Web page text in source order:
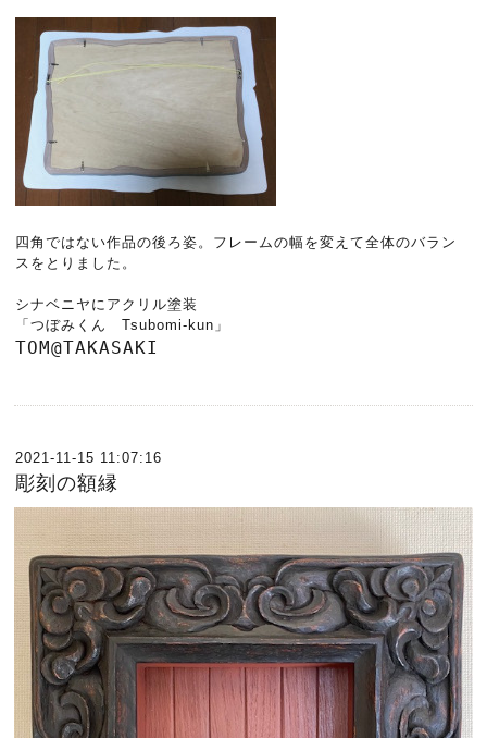
四角ではない作品の後ろ姿。フレームの幅を変えて全体のバラン
スをとりました。
シナベニヤにアクリル塗装
「つぼみくん Tsubomi-kun」
TOM@TAKASAKI
2021-11-15 11:07:16
彫刻の額縁